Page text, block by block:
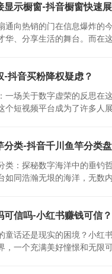
显示橱窗-抖音橱窗快速
通向热销的门在信息爆炸的
华、分享生活的舞台。而在
-抖音买粉降权疑虑？
一场关于数字虚荣的反思在
个短视频平台成为了许多人
分类-抖音千川鱼竿分类
类：探秘数字海洋中的垂钓
如同浩瀚无垠的海洋，无数
可信吗-小红书赚钱可信？
童话还是现实的困境？小红
，一个充满美好憧憬和无限